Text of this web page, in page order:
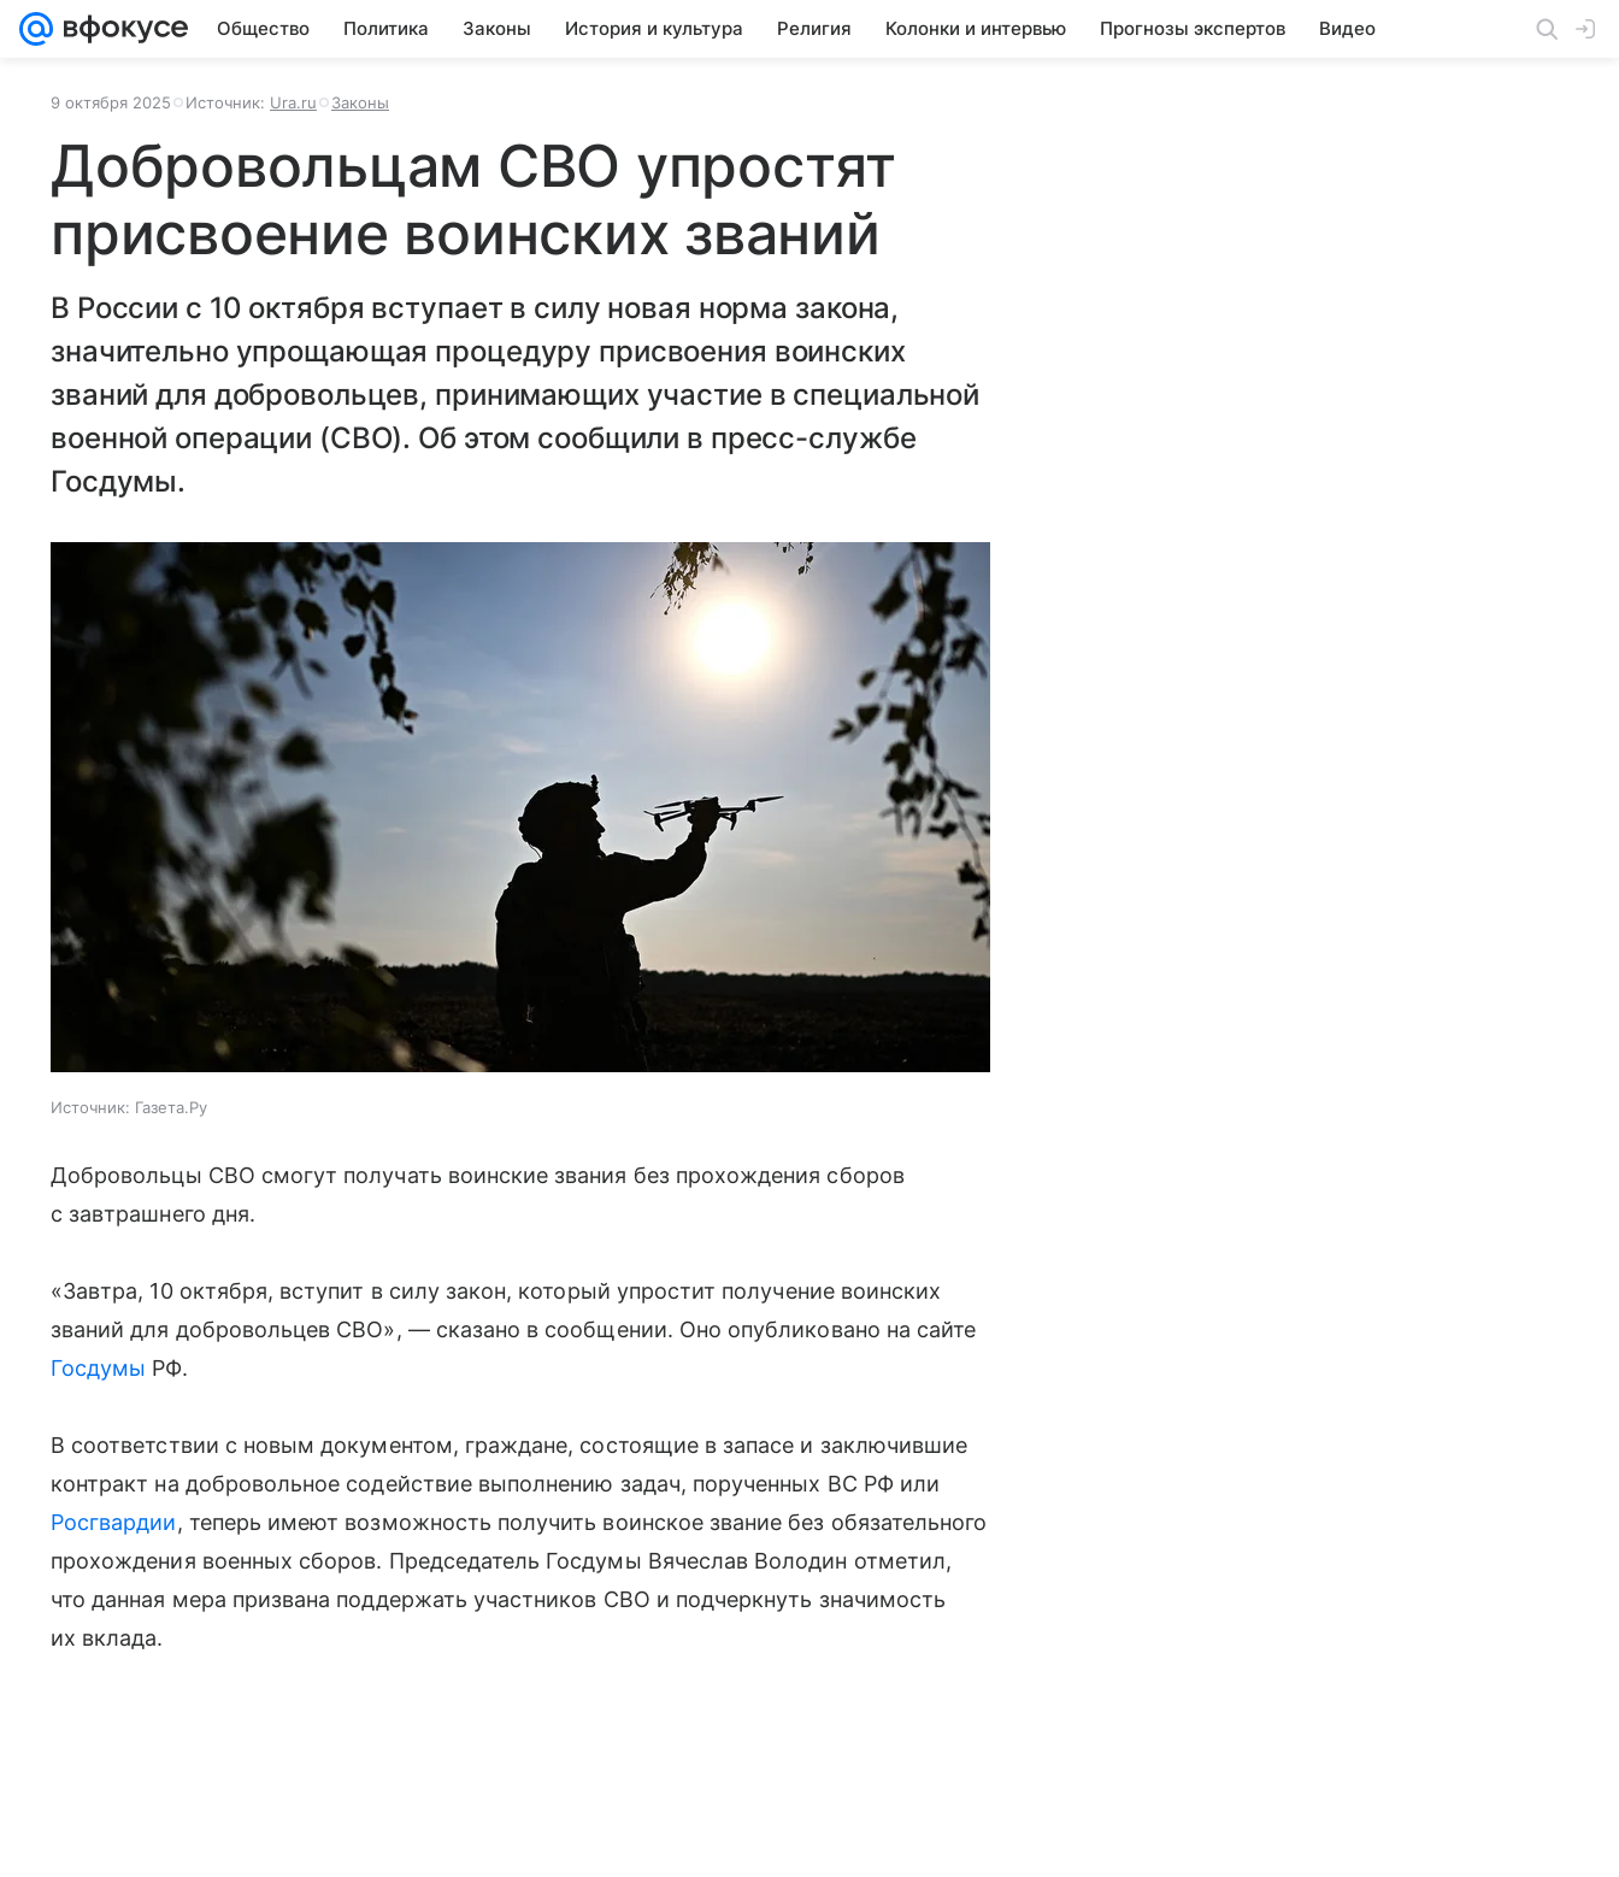
Общество Политика Законы История и культура Религия Колонки и интервью Прогнозы экспертов Видео
9 октября 2025 Источник: Ura.ru Законы
Добровольцам СВО упростят
присвоение воинских званий
В России с 10 октября вступает в силу новая норма закона,
значительно упрощающая процедуру присвоения воинских
званий для добровольцев, принимающих участие в специальной
военной операции (СВО). Об этом сообщили в пресс-службе
Госдумы.
Источник: Газета.Ру
Добровольцы СВО смогут получать воинские звания без прохождения сборов
с завтрашнего дня.
«Завтра, 10 октября, вступит в силу закон, который упростит получение воинских
званий для добровольцев СВО», — сказано в сообщении. Оно опубликовано на сайте
Госдумы РФ.
В соответствии с новым документом, граждане, состоящие в запасе и заключившие
контракт на добровольное содействие выполнению задач, порученных ВС РФ или
Росгвардии, теперь имеют возможность получить воинское звание без обязательного
прохождения военных сборов. Председатель Госдумы Вячеслав Володин отметил,
что данная мера призвана поддержать участников СВО и подчеркнуть значимость
их вклада.